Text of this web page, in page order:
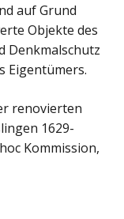
auf Grund
Objekte des
Denkmalschutz
Eigentümers.
renovierten
1629-
Kommission,